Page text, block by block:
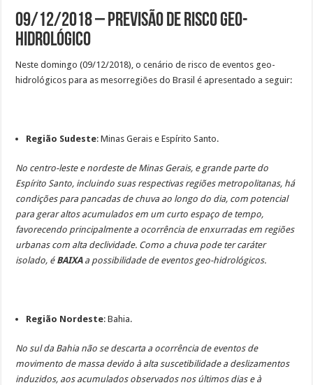
09/12/2018 – Previsão de Risco Geo-
Hidrológico
Neste domingo (09/12/2018), o cenário de risco de eventos geo-
hidrológicos para as mesorregiões do Brasil é apresentado a seguir:
Região Sudeste: Minas Gerais e Espírito Santo.
No centro-leste e nordeste de Minas Gerais, e grande parte do
Espírito Santo, incluindo suas respectivas regiões metropolitanas, há
condições para pancadas de chuva ao longo do dia, com potencial
para gerar altos acumulados em um curto espaço de tempo,
favorecendo principalmente a ocorrência de enxurradas em regiões
urbanas com alta declividade. Como a chuva pode ter caráter
isolado, é BAIXAa possibilidade de eventos geo-hidrológicos.
Região Nordeste: Bahia.
No sul da Bahia não se descarta a ocorrência de eventos de
movimento de massa devido à alta suscetibilidade a deslizamentos
induzidos, aos acumulados observados nos últimos dias e à